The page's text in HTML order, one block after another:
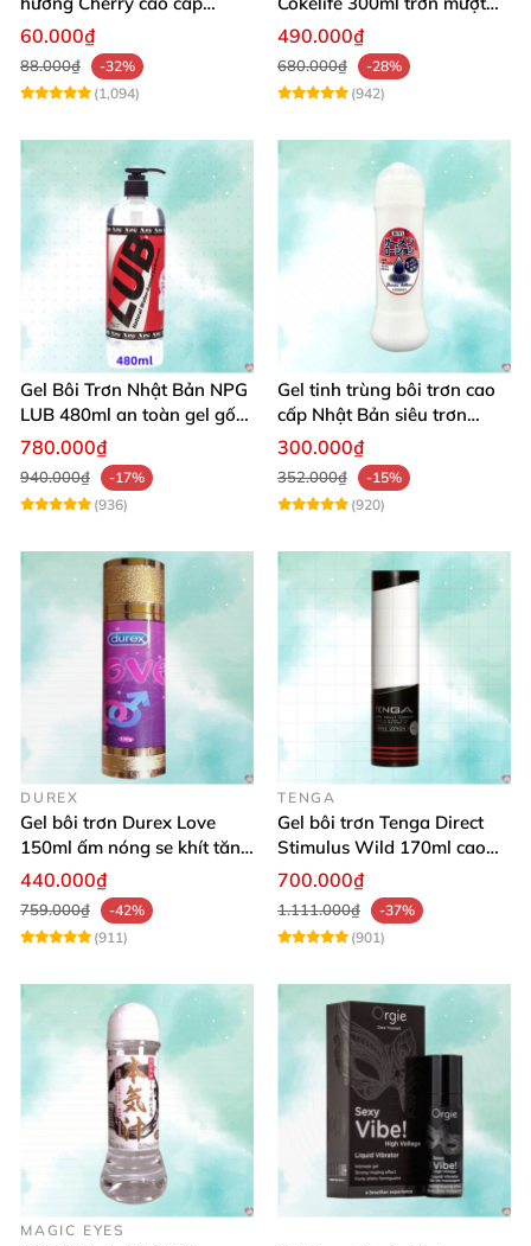
100ml dịu nhẹ an toàn
60.000₫
88.000₫
-32%
(1,094)
quan hệ gay
490.000₫
680.000₫
-28%
(942)
Gel Bôi Trơn Nhật Bản NPG
LUB 480ml an toàn gel gốc
nước, chống viêm phụ khoa
780.000₫
940.000₫
-17%
(936)
Gel tinh trùng bôi trơn cao
cấp Nhật Bản siêu trơn
300ml
300.000₫
352.000₫
-15%
(920)
DUREX
Gel bôi trơn Durex Love
150ml ấm nóng se khít tăng
khoái cảm nữ
440.000₫
759.000₫
-42%
(911)
TENGA
Gel bôi trơn Tenga Direct
Stimulus Wild 170ml cao
cấp Nhật dễ dùng
700.000₫
1.111.000₫
-37%
(901)
MAGIC EYES